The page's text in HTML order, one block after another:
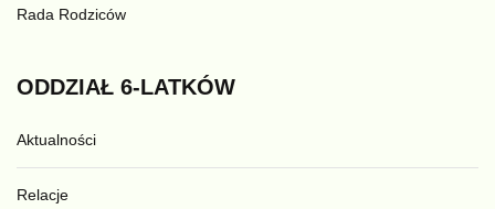
Rada Rodziców
ODDZIAŁ 6-LATKÓW
Aktualności
Relacje